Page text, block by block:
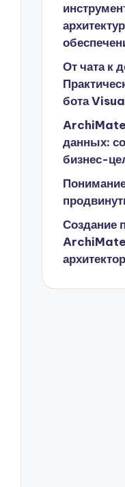
От чата к
бота
ArchiMate
данных:
бизнес-
Создание